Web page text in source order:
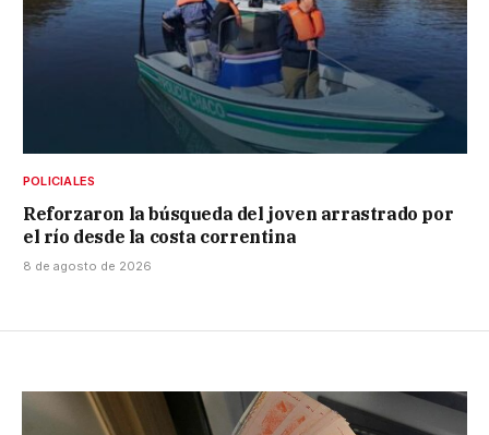
POLICIALES
Reforzaron la búsqueda del joven arrastrado por
el río desde la costa correntina
8 de agosto de 2026